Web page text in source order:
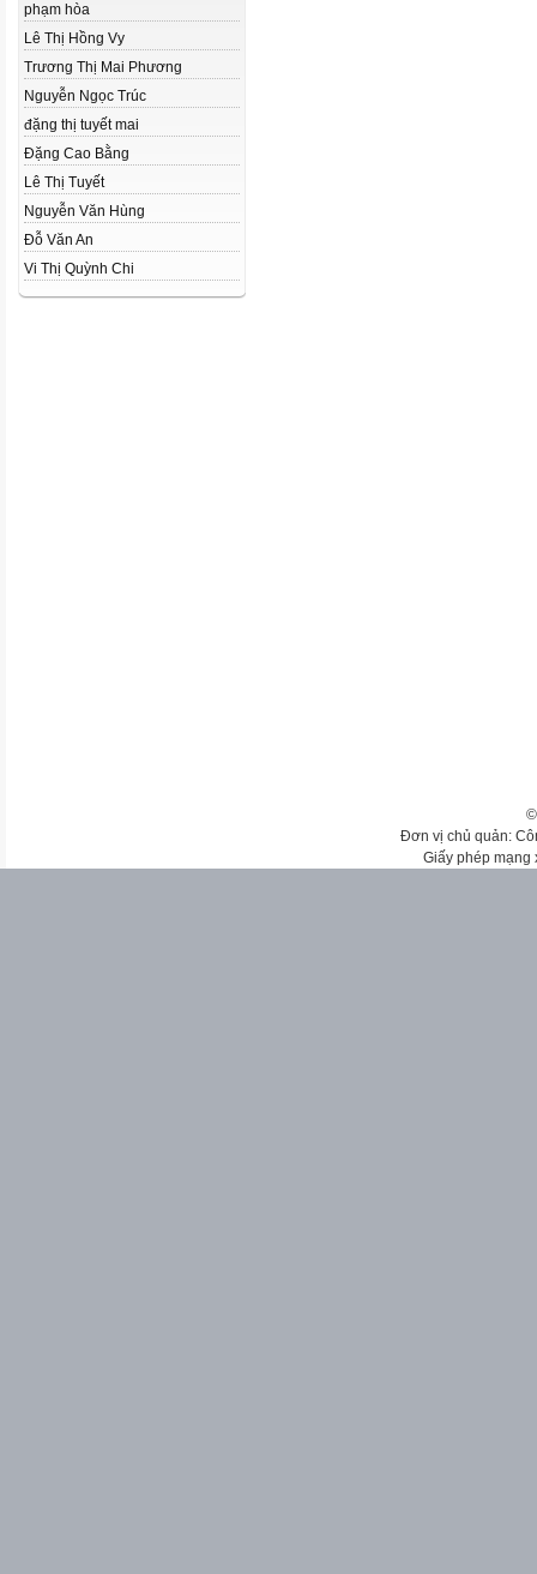
phạm hòa
Lê Thị Hồng Vy
Trương Thị Mai Phương
Nguyễn Ngọc Trúc
đặng thị tuyết mai
Đặng Cao Bằng
Lê Thị Tuyết
Nguyễn Văn Hùng
Đỗ Văn An
Vi Thị Quỳnh Chi
Đơn vị chủ quản:
Giấy phép mạng